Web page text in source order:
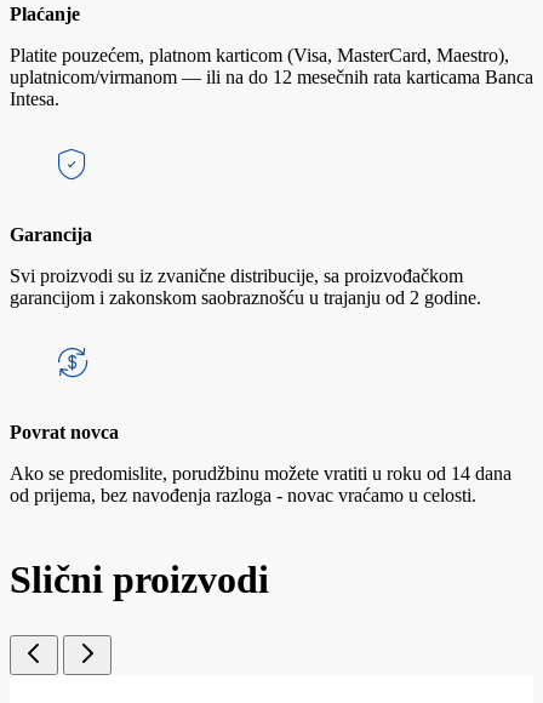
Plaćanje
Platite pouzećem, platnom karticom (Visa, MasterCard, Maestro),
uplatnicom/virmanom — ili na do 12 mesečnih rata karticama Banca
Intesa.
Garancija
Svi proizvodi su iz zvanične distribucije, sa proizvođačkom
garancijom i zakonskom saobraznošću u trajanju od 2 godine.
Povrat novca
Ako se predomislite, porudžbinu možete vratiti u roku od 14 dana
od prijema, bez navođenja razloga - novac vraćamo u celosti.
Slični proizvodi